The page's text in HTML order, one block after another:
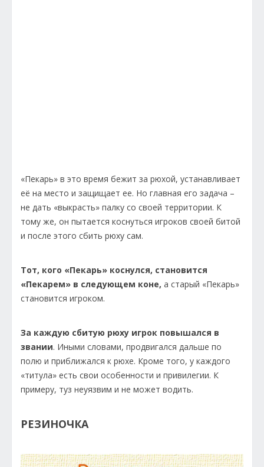
«Пекарь» в это время бежит за рюхой, устанавливает
её на место и защищает ее. Но главная его задача –
не дать «выкрасть» палку со своей территории. К
тому же, он пытается коснуться игроков своей битой
и после этого сбить рюху сам.
Тот, кого «Пекарь» коснулся, становится
«Пекарем» в следующем коне, а старый «Пекарь»
становится игроком.
За каждую сбитую рюху игрок повышался в
звании. Иными словами, продвигался дальше по
полю и приближался к рюхе. Кроме того, у каждого
«титула» есть свои особенности и привилегии. К
примеру, туз неуязвим и не может водить.
РЕЗИНОЧКА